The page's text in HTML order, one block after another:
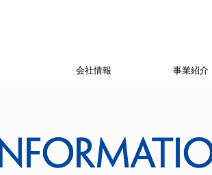
会社情報 事業紹介